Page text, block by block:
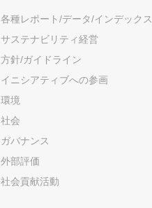
各種レポート/データ/インデックス
サステナビリティ経営
方針/ガイドライン
イニシアティブへの参画
環境
社会
ガバナンス
外部評価
社会貢献活動